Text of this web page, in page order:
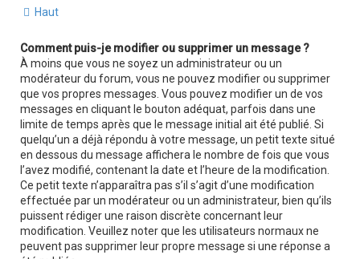
Haut
Comment puis-je modifier ou supprimer un message ?
À moins que vous ne soyez un administrateur ou un
modérateur du forum, vous ne pouvez modifier ou supprimer
que vos propres messages. Vous pouvez modifier un de vos
messages en cliquant le bouton adéquat, parfois dans une
limite de temps après que le message initial ait été publié. Si
quelqu’un a déjà répondu à votre message, un petit texte situé
en dessous du message affichera le nombre de fois que vous
l’avez modifié, contenant la date et l’heure de la modification.
Ce petit texte n’apparaîtra pas s’il s’agit d’une modification
effectuée par un modérateur ou un administrateur, bien qu’ils
puissent rédiger une raison discrète concernant leur
modification. Veuillez noter que les utilisateurs normaux ne
peuvent pas supprimer leur propre message si une réponse a